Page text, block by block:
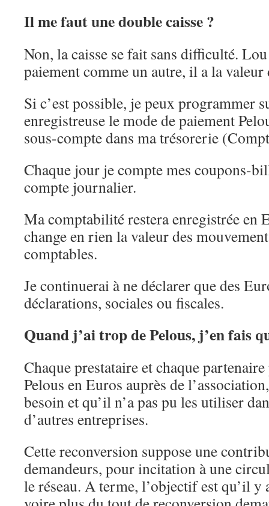
Il me faut une double caisse ?
Non, la caisse se fait sans difficulté.
paiement comme un autre, il a la valeur
Si c’est possible, je peux programmer
enregistreuse le mode de paiement
sous-compte dans ma trésorerie
Chaque jour je compte mes coupons-
compte journalier.
Ma comptabilité restera enregistrée en
change en rien la valeur des
comptables.
Je continuerai à ne déclarer que des
déclarations, sociales ou fiscales.
Quand j’ai trop de Pelous, j’en fais
Chaque prestataire et chaque
Pelous en Euros auprès de
besoin et qu’il n’a pas pu les utiliser
d’autres entreprises.
Cette reconversion suppose une
demandeurs, pour incitation à une
le réseau. A terme, l’objectif est qu’il